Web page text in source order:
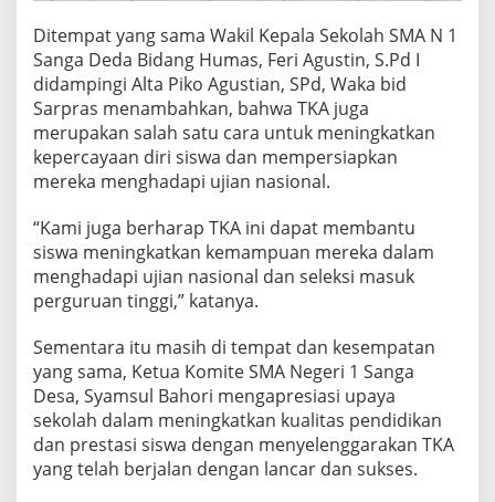
Ditempat yang sama Wakil Kepala Sekolah SMA N 1
Sanga Deda Bidang Humas, Feri Agustin, S.Pd I
didampingi Alta Piko Agustian, SPd, Waka bid
Sarpras menambahkan, bahwa TKA juga
merupakan salah satu cara untuk meningkatkan
kepercayaan diri siswa dan mempersiapkan
mereka menghadapi ujian nasional.
“Kami juga berharap TKA ini dapat membantu
siswa meningkatkan kemampuan mereka dalam
menghadapi ujian nasional dan seleksi masuk
perguruan tinggi,” katanya.
Sementara itu masih di tempat dan kesempatan
yang sama, Ketua Komite SMA Negeri 1 Sanga
Desa, Syamsul Bahori mengapresiasi upaya
sekolah dalam meningkatkan kualitas pendidikan
dan prestasi siswa dengan menyelenggarakan TKA
yang telah berjalan dengan lancar dan sukses.